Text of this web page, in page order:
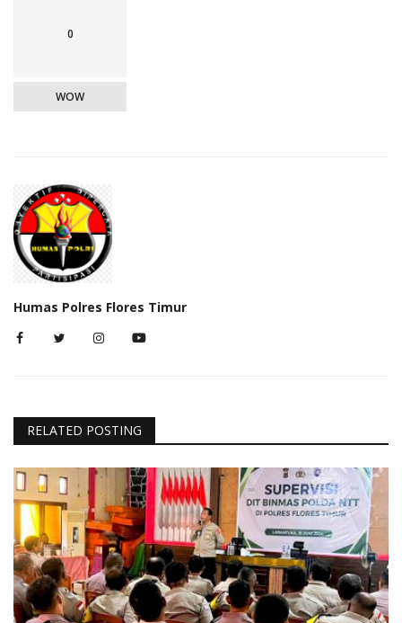
0
WOW
Humas Polres Flores Timur
RELATED POSTING